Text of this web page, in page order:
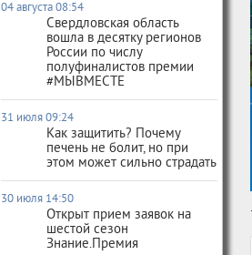
04 августа 08:54
Свердловская область
вошла в десятку регионов
России по числу
полуфиналистов премии
#МЫВМЕСТЕ
31 июля 09:24
Как защитить? Почему
печень не болит, но при
этом может сильно страдать
30 июля 14:50
Открыт прием заявок на
шестой сезон
Знание.Премия